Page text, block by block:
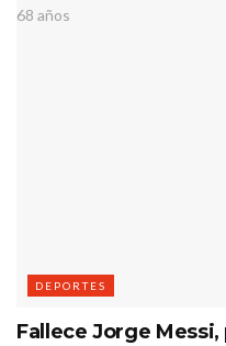
DEPORTES
Fallece Jorge